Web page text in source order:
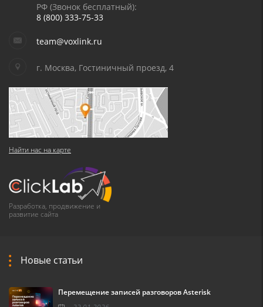
РФ (Звонок бесплатный):
8 (800) 333-75-33
team@voxlink.ru
г. Москва, Гостиничный проезд, 4
Найти нас на карте
Разработка, продвижение и
развитие сайта
Новые статьи
Перемещение записей разговоров Asterisk